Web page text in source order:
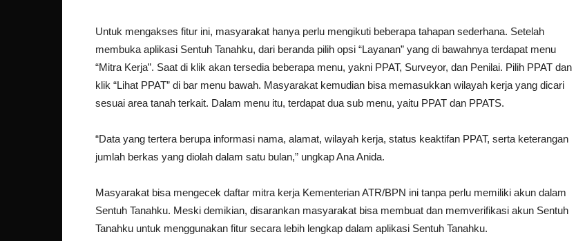
Untuk mengakses fitur ini, masyarakat hanya perlu mengikuti beberapa tahapan sederhana. Setelah
membuka aplikasi Sentuh Tanahku, dari beranda pilih opsi “Layanan” yang di bawahnya terdapat menu
“Mitra Kerja”. Saat di klik akan tersedia beberapa menu, yakni PPAT, Surveyor, dan Penilai. Pilih PPAT dan
klik “Lihat PPAT” di bar menu bawah. Masyarakat kemudian bisa memasukkan wilayah kerja yang dicari
sesuai area tanah terkait. Dalam menu itu, terdapat dua sub menu, yaitu PPAT dan PPATS.
“Data yang tertera berupa informasi nama, alamat, wilayah kerja, status keaktifan PPAT, serta keterangan
jumlah berkas yang diolah dalam satu bulan,” ungkap Ana Anida.
Masyarakat bisa mengecek daftar mitra kerja Kementerian ATR/BPN ini tanpa perlu memiliki akun dalam
Sentuh Tanahku. Meski demikian, disarankan masyarakat bisa membuat dan memverifikasi akun Sentuh
Tanahku untuk menggunakan fitur secara lebih lengkap dalam aplikasi Sentuh Tanahku.